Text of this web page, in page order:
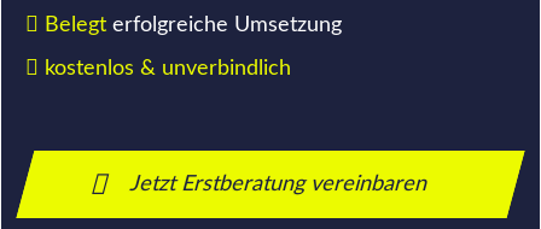
Belegt erfolgreiche Umsetzung
kostenlos & unverbindlich
Jetzt Erstberatung vereinbaren